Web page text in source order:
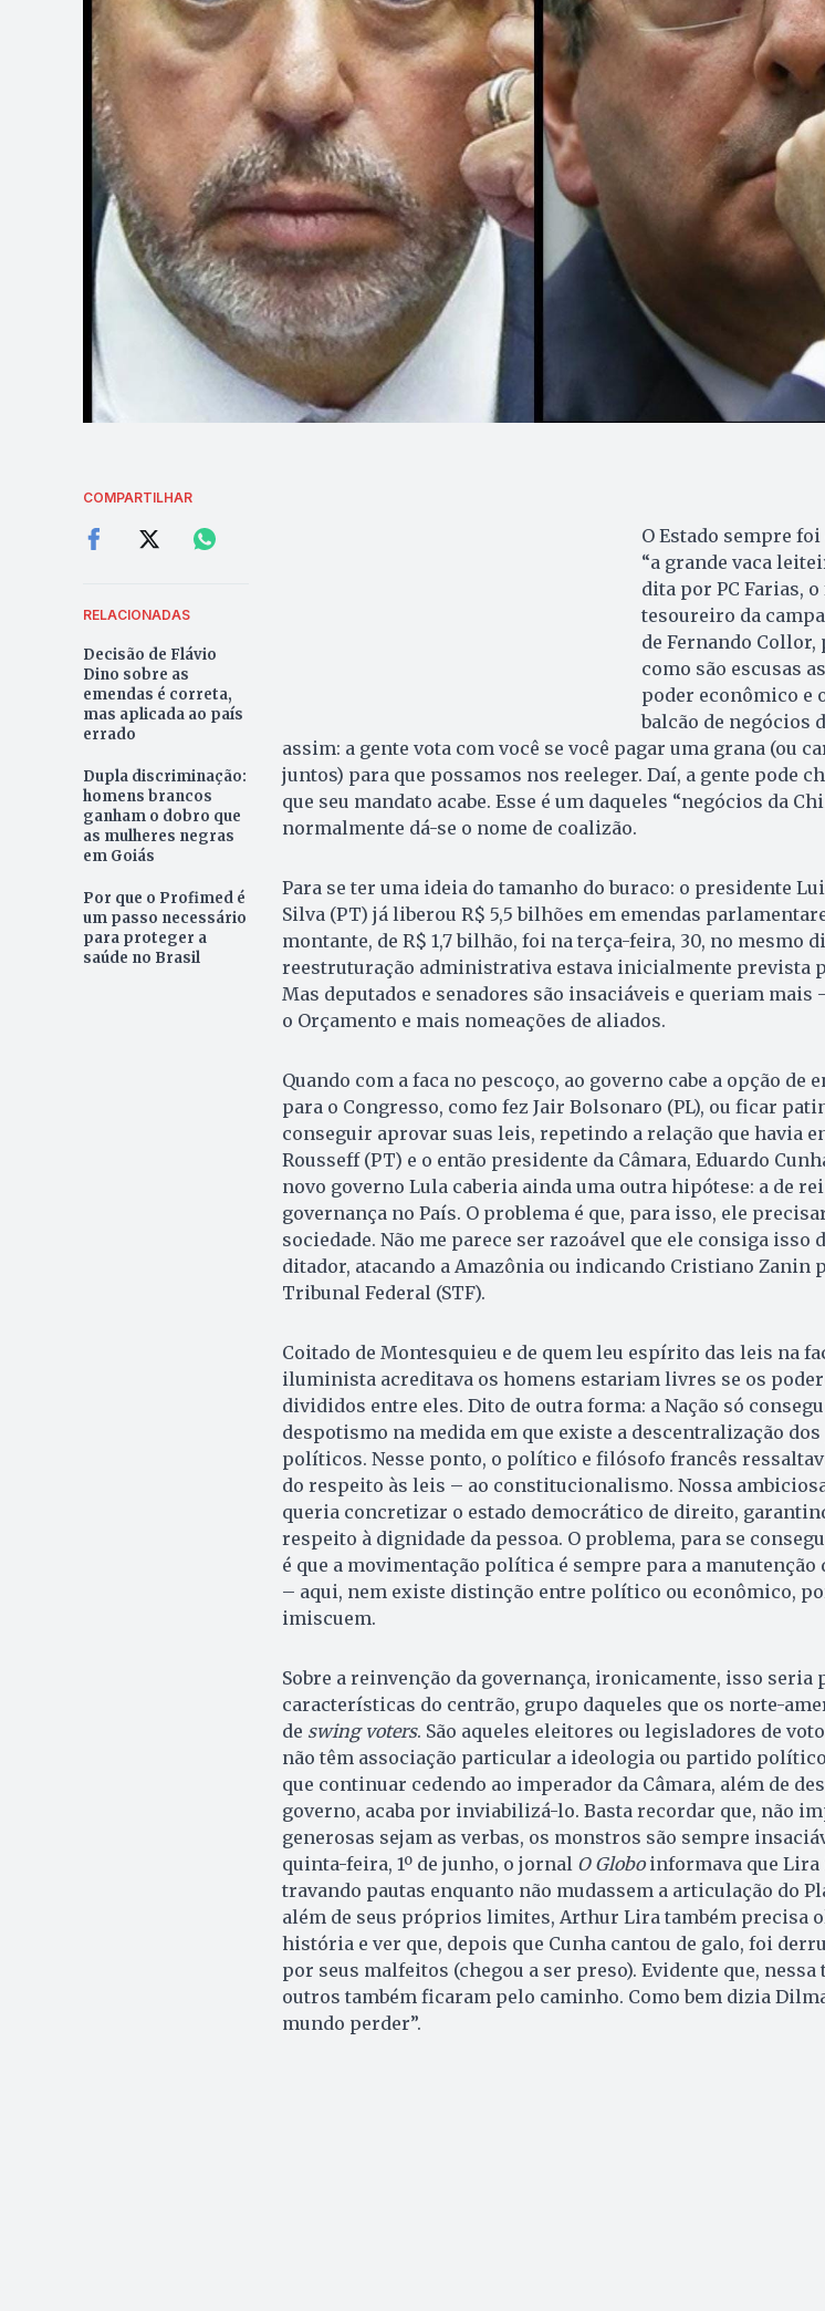
COMPARTILHAR
RELACIONADAS
Decisão de Flávio
Dino sobre as
emendas é correta,
mas aplicada ao país
errado
Dupla discriminação:
homens brancos
ganham o dobro que
as mulheres negras
em Goiás
Por que o Profimed é
um passo necessário
para proteger a
saúde no Brasil
O Estado sempre
“a grande vaca
dita por PC Farias,
tesoureiro da
de Fernando
como são escusas
poder econômico e
balcão de negócios
assim: a gente vota com você se você pagar uma grana (ou
juntos) para que possamos nos reeleger. Daí, a gente pode
que seu mandato acabe. Esse é um daqueles “negócios da
normalmente dá-se o nome de coalizão.
Para se ter uma ideia do tamanho do buraco: o presidente
Silva (PT) já liberou R$ 5,5 bilhões em emendas
montante, de R$ 1,7 bilhão, foi na terça-feira, 30, no mesmo
reestruturação administrativa estava inicialmente prevista
Mas deputados e senadores são insaciáveis e queriam mais
o Orçamento e mais nomeações de aliados.
Quando com a faca no pescoço, ao governo cabe a opção de
para o Congresso, como fez Jair Bolsonaro (PL), ou ficar
conseguir aprovar suas leis, repetindo a relação que havia
Rousseff (PT) e o então presidente da Câmara, Eduardo
novo governo Lula caberia ainda uma outra hipótese: a de
governança no País. O problema é que, para isso, ele
sociedade. Não me parece ser razoável que ele consiga isso
ditador, atacando a Amazônia ou indicando Cristiano Zanin
Tribunal Federal (STF).
Coitado de Montesquieu e de quem leu espírito das leis na
iluminista acreditava os homens estariam livres se os
divididos entre eles. Dito de outra forma: a Nação só
despotismo na medida em que existe a descentralização dos
políticos. Nesse ponto, o político e filósofo francês
do respeito às leis – ao constitucionalismo. Nossa
queria concretizar o estado democrático de direito,
respeito à dignidade da pessoa. O problema, para se
é que a movimentação política é sempre para a
– aqui, nem existe distinção entre político ou econômico,
imiscuem.
Sobre a reinvenção da governança, ironicamente, isso seria
características do centrão, grupo daqueles que os norte-
de swing voters. São aqueles eleitores ou legisladores de
não têm associação particular a ideologia ou partido
que continuar cedendo ao imperador da Câmara, além de
governo, acaba por inviabilizá-lo. Basta recordar que, não
generosas sejam as verbas, os monstros são sempre
quinta-feira, 1º de junho, o jornal O Globo informava que
travando pautas enquanto não mudassem a articulação do
além de seus próprios limites, Arthur Lira também precisa
história e ver que, depois que Cunha cantou de galo, foi
por seus malfeitos (chegou a ser preso). Evidente que,
outros também ficaram pelo caminho. Como bem dizia
mundo perder”.